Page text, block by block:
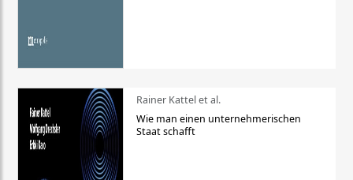
Rainer Kattel et al.
Wie man einen unternehmerischen
Staat schafft